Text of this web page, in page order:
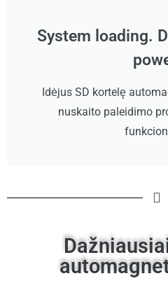
System loading.
Idėjus SD kortelę
nuskaito paleidimo